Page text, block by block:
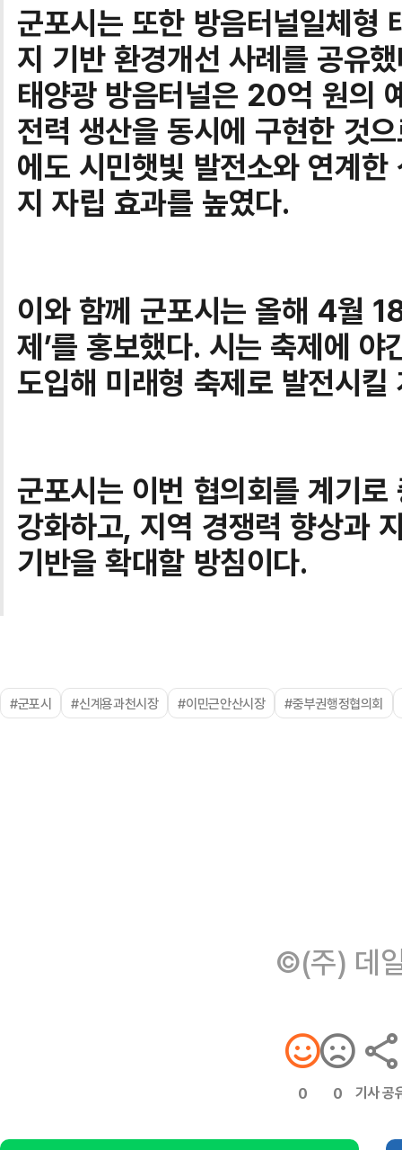
군포시는 또한 방음터널일체형
지 기반 환경개선 사례를 공유
태양광 방음터널은 20억 원의
전력 생산을 동시에 구현한 것
에도 시민햇빛 발전소와 연계
지 자립 효과를 높였다.
이와 함께 군포시는 올해 4월
제’를 홍보했다. 시는 축제에
도입해 미래형 축제로 발전시킬
군포시는 이번 협의회를 계기
강화하고, 지역 경쟁력 향상과
기반을 확대할 방침이다.
#군포시 #신계용과천시장 #이민근안산시장 #중부권행정협의회
©(주) 데
0 0 기사 공